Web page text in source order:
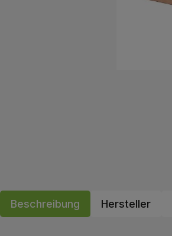
Beschreibung Hersteller